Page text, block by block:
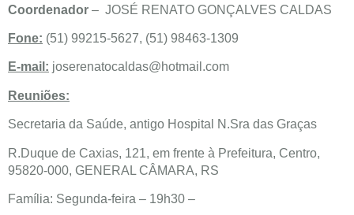
Coordenador – JOSÉ RENATO GONÇALVES CALDAS
Fone: (51) 99215-5627, (51) 98463-1309
E-mail: joserenatocaldas@hotmail.com
Reuniões:
Secretaria da Saúde, antigo Hospital N.Sra das Graças
R.Duque de Caxias, 121, em frente à Prefeitura, Centro,
95820-000, GENERAL CÂMARA, RS
Família: Segunda-feira – 19h30 –